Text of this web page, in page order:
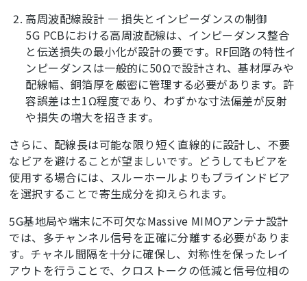
高周波配線設計 ― 損失とインピーダンスの制御
5G PCBにおける高周波配線は、インピーダンス整合
と伝送損失の最小化が設計の要です。RF回路の特性イ
ンピーダンスは一般的に50Ωで設計され、基材厚みや
配線幅、銅箔厚を厳密に管理する必要があります。許
容誤差は±1Ω程度であり、わずかな寸法偏差が反射
や損失の増大を招きます。
さらに、配線長は可能な限り短く直線的に設計し、不要
なビアを避けることが望ましいです。どうしてもビアを
使用する場合には、スルーホールよりもブラインドビア
を選択することで寄生成分を抑えられます。
5G基地局や端末に不可欠なMassive MIMOアンテナ設計
では、多チャンネル信号を正確に分離する必要がありま
す。チャネル間隔を十分に確保し、対称性を保ったレイ
アウトを行うことで、クロストークの低減と信号位相の